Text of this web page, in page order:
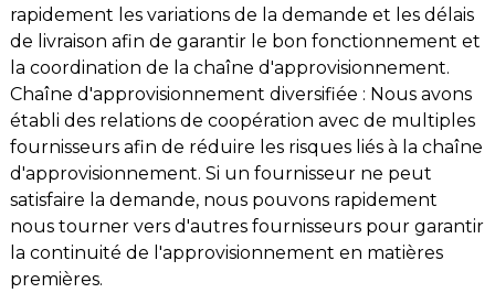
rapidement les variations de la demande et les délais
de livraison afin de garantir le bon fonctionnement et
la coordination de la chaîne d'approvisionnement.
Chaîne d'approvisionnement diversifiée : Nous avons
établi des relations de coopération avec de multiples
fournisseurs afin de réduire les risques liés à la chaîne
d'approvisionnement. Si un fournisseur ne peut
satisfaire la demande, nous pouvons rapidement
nous tourner vers d'autres fournisseurs pour garantir
la continuité de l'approvisionnement en matières
premières.